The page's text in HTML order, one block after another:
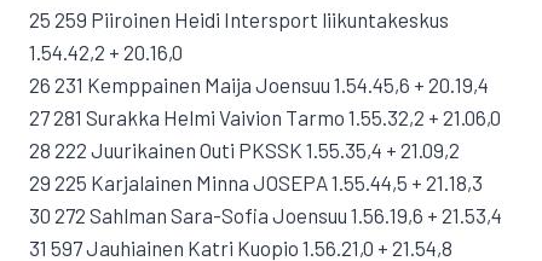
25 259 Piiroinen Heidi Intersport liikuntakeskus
1.54.42,2 + 20.16,0
26 231 Kemppainen Maija Joensuu 1.54.45,6 + 20.19,4
27 281 Surakka Helmi Vaivion Tarmo 1.55.32,2 + 21.06,0
28 222 Juurikainen Outi PKSSK 1.55.35,4 + 21.09,2
29 225 Karjalainen Minna JOSEPA 1.55.44,5 + 21.18,3
30 272 Sahlman Sara-Sofia Joensuu 1.56.19,6 + 21.53,4
31 597 Jauhiainen Katri Kuopio 1.56.21,0 + 21.54,8